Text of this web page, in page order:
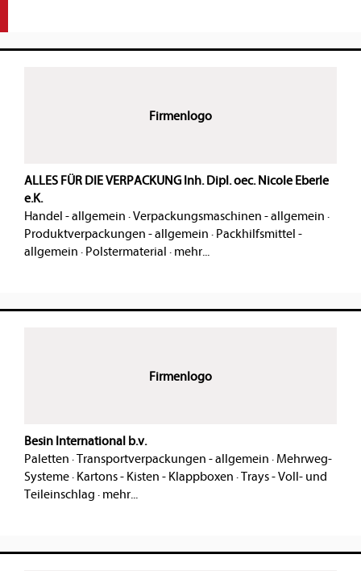
Firmenlogo
ALLES FÜR DIE VERPACKUNG Inh. Dipl. oec. Nicole Eberle
e.K.
Handel - allgemein ·Verpackungsmaschinen - allgemein ·
Produktverpackungen - allgemein · Packhilfsmittel -
allgemein · Polstermaterial · mehr...
Firmenlogo
Besin International b.v.
Paletten ·Transportverpackungen - allgemein · Mehrweg-
Systeme· Kartons - Kisten - Klappboxen ·Trays - Voll- und
Teileinschlag · mehr...